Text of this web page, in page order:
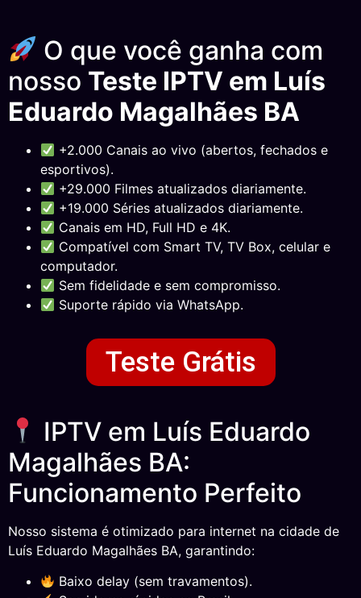
O que você ganha com
nosso Teste IPTV em Luís
Eduardo Magalhães BA
+2.000 Canais ao vivo (abertos, fechados e
esportivos).
+29.000 Filmes atualizados diariamente.
+19.000 Séries atualizados diariamente.
Canais em HD, Full HD e 4K.
Compatível com Smart TV, TV Box, celular e
computador.
Sem fidelidade e sem compromisso.
Suporte rápido via WhatsApp.
Teste Grátis
IPTV em Luís Eduardo
Magalhães BA:
Funcionamento Perfeito
Nosso sistema é otimizado para internet na cidade de
Luís Eduardo Magalhães BA, garantindo:
Baixo delay (sem travamentos).